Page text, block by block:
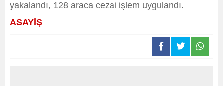
yakalandı, 128 araca cezai işlem uygulandı.
ASAYİŞ